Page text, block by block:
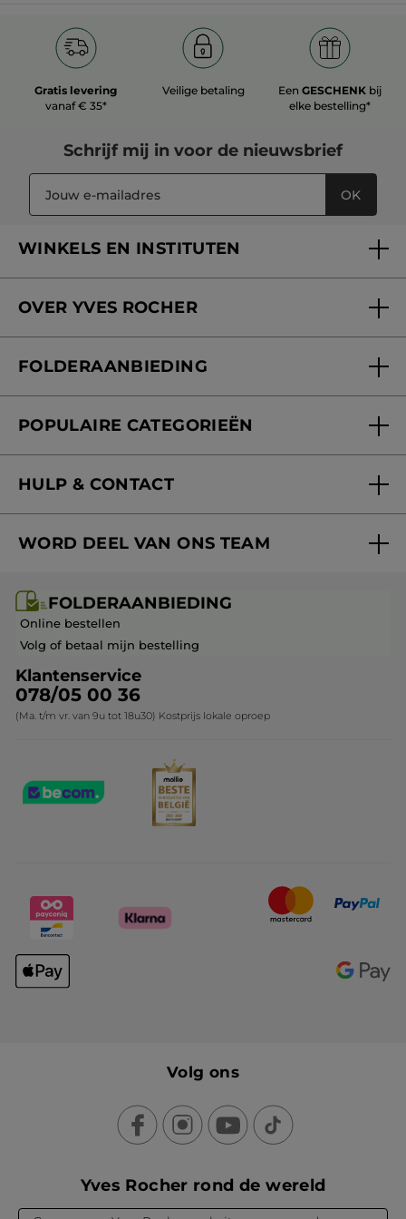
Gratis levering
vanaf € 35*
Veilige betaling EenGESCHENK bij
elke bestelling*
Schrijf mij in voor de nieuwsbrief
OK
WINKELS EN INSTITUTEN
Verzorging in onze Schoonheidsinstituten
OVER YVES ROCHER
Onze beloften
Blog Act Beautiful
FOLDERAANBIEDING
POPULAIRE CATEGORIEËN
Aanbiedingen
Cadeau-ideeën
Kerstcollectie
HULP & CONTACT
Mijn geschenken
Veelgestelde vragen
Contact opnemen
WORD DEEL VAN ONS TEAM
Franchisenemer of bedrijfsleider worden
FOLDERAANBIEDING
Online bestellen
Volg of betaal mijn bestelling
Klantenservice
078/05 00 36
(Ma. t/m vr. van 9u tot 18u30) Kostprijs lokale oproep
Volg ons
Yves Rocher rond de wereld